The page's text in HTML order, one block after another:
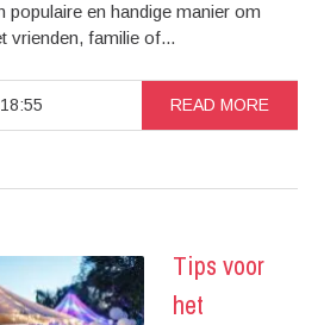
populaire en handige manier om
vrienden, familie of...
READ MORE
Tips voor
het